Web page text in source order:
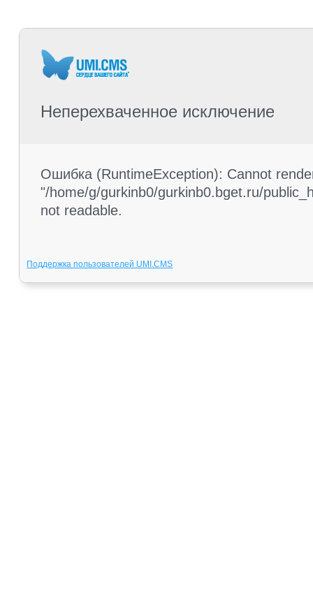
Неперехваченное исключение
Ошибка (RuntimeException): Cannot
"/home/g/gurkinb0/gurkinb0.bget.ru/
not readable.
Поддержка пользователей UMI.CMS